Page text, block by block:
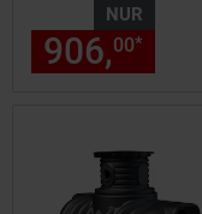
NUR
906,00*